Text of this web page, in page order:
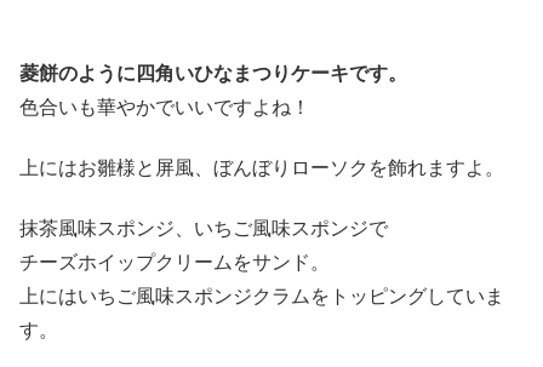
菱餅のように四角いひなまつりケーキです。
色合いも華やかでいいですよね！
上にはお雛様と屏風、ぼんぼりローソクを飾れますよ。
抹茶風味スポンジ、いちご風味スポンジで
チーズホイップクリームをサンド。
上にはいちご風味スポンジクラムをトッピングしていま
す。